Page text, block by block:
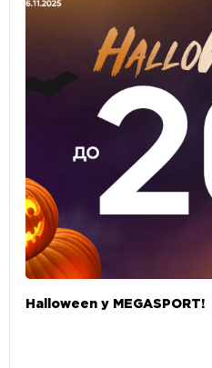
Halloween у MEGASPORT!